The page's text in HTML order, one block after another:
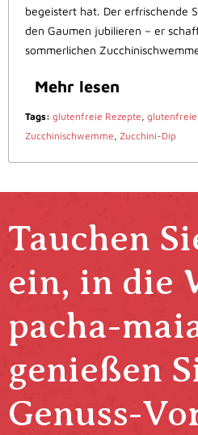
begeistert hat. Der erfrischende
den Gaumen jubilieren – er
sommerlichen
Mehr lesen
Tags: glutenfreie Rezepte, glutenfreie
Zucchinischwemme, Zucchini-Dip
Tauchen
ein, in die
pacha-
genießen
Genuss-